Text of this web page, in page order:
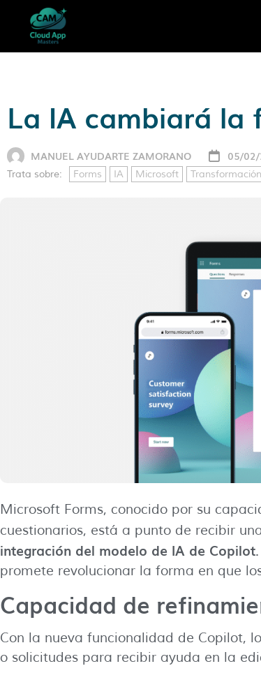
La IA cambiará
MANUEL AYUDARTE ZAMORANO 05/
Trata sobre: Forms IA Microsoft
Microsoft Forms, conocido por su
cuestionarios, está a punto de recibir
integración del modelo de IA de Copilot
promete revolucionar la forma en que
Capacidad de
Con la nueva funcionalidad de Copilot,
o solicitudes para recibir ayuda en la